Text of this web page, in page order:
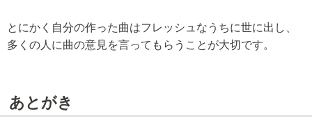
とにかく自分の作った曲はフレッシュなうちに世に出し、
多くの人に曲の意見を言ってもらうことが大切です。
あとがき